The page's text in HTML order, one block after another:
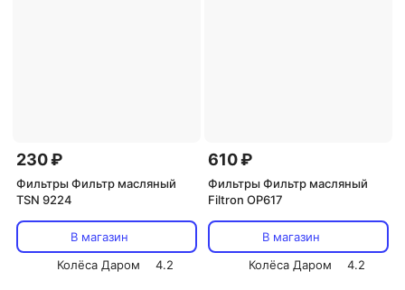
230 ₽
Фильтры Фильтр масляный
TSN 9224
В магазин
Колёса Даром
4.2
610 ₽
Фильтры Фильтр масляный
Filtron OP617
В магазин
Колёса Даром
4.2